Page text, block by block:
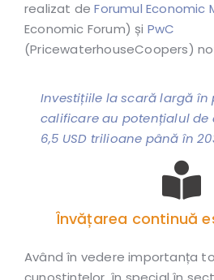
realizat deForumul Economic
Economic Forum) și PwC
(PricewaterhouseCoopers)
Investițiile la scară largă în
calificare au potențialul de
6,5 USD trilioane până în
Învățarea continuă
Având în vedere importanța